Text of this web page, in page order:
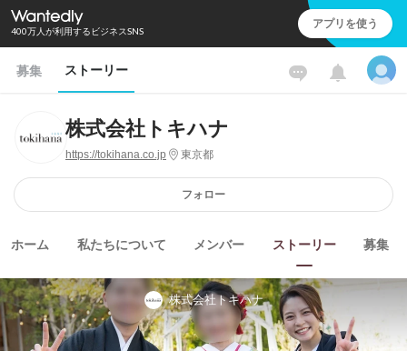
400万人が利用するビジネスSNS アプリを使う
募集 ストーリー
株式会社トキハナ
https://tokihana.co.jp 東京都
フォロー
ホーム 私たちについて メンバー ストーリー 募集
株式会社トキハナ